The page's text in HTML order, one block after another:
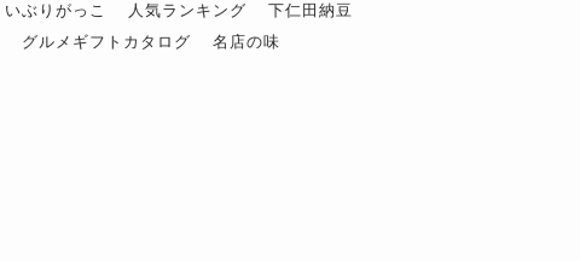
いぶりがっこ 人気ランキング
下仁田納豆
グルメギフトカタログ 名店の味